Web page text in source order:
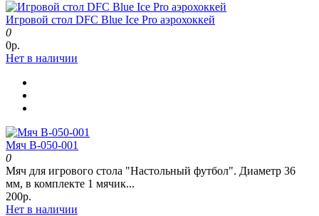
Игровой стол DFC Blue Ice Pro аэрохоккей
0
0р.
Нет в наличии
Мяч B-050-001
0
Мяч для игрового стола "Настольный футбол". Диаметр 36
мм, в комплекте 1 мячик...
200р.
Нет в наличии